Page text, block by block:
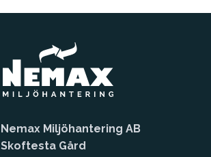
Nemax Miljöhantering AB
Skoftesta Gård